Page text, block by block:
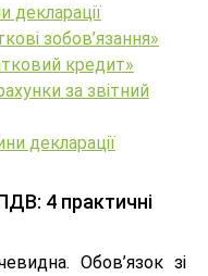
декларації
зобов’язання»
кредит»
за звітний
декларації
4 практичні
Обов’язок зі